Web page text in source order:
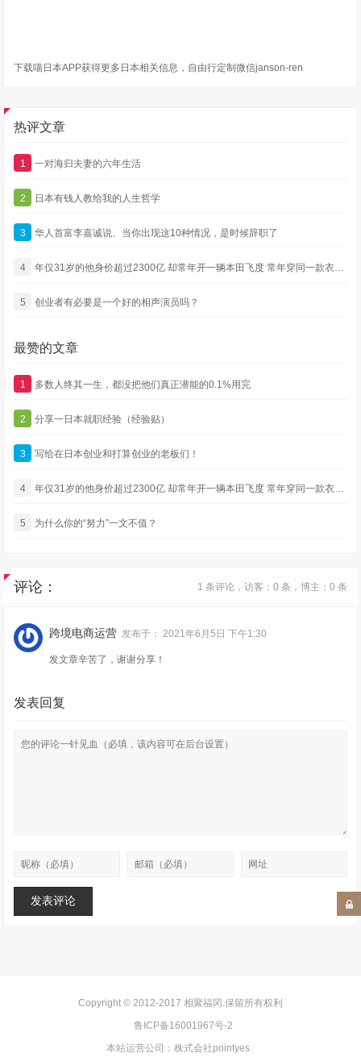
下载喵日本APP获得更多日本相关信息，自由行定制微信janson-ren
热评文章
1 一对海归夫妻的六年生活
2 日本有钱人教给我的人生哲学
3 华人首富李嘉诚说、当你出现这10种情况，是时候辞职了
4 年仅31岁的他身价超过2300亿 却常年开一辆本田飞度 常年穿同一款衣服 还没有绯闻
5 创业者有必要是一个好的相声演员吗？
最赞的文章
1 多数人终其一生，都没把他们真正潜能的0.1%用完
2 分享一日本就职经验（经验贴）
3 写给在日本创业和打算创业的老板们！
4 年仅31岁的他身价超过2300亿 却常年开一辆本田飞度 常年穿同一款衣服 还没有绯闻
5 为什么你的“努力”一文不值？
评论： 1 条评论，访客：0 条，博主：0 条
跨境电商运营 发布于：2021年6月5日 下午1:30
发文章辛苦了，谢谢分享！
发表回复
Copyright © 2012-2017 相聚福冈 .保留所有权利
鲁ICP备16001967号-2
本站运营公司： 株式会社pointyes